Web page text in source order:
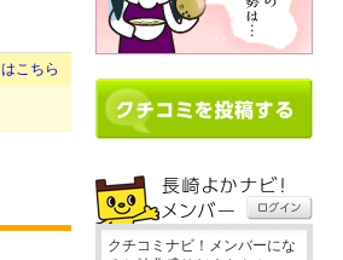
こちら
クチコミナビ！メンバーにな